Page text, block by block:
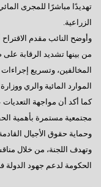
تهديدًا مباشرًا للمجرى
الزراعية.
وأوضح النائب مقدم
من بينها تشديد الرقابة
المخالفين، وتسريع
الموارد المائية والري
كما أكد أن مواجهة
مجتمعية مستمرة بأهمية
وحماية حقوق الأجيال
وتهدف اللجنة، من خلال
الحكومة لدعم جهود الدولة